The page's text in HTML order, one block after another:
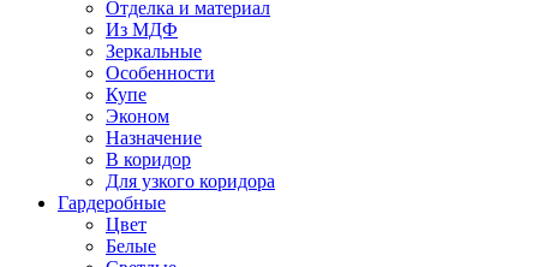
Отделка и материал
Из МДФ
Зеркальные
Особенности
Купе
Эконом
Назначение
В коридор
Для узкого коридора
Гардеробные
Цвет
Белые